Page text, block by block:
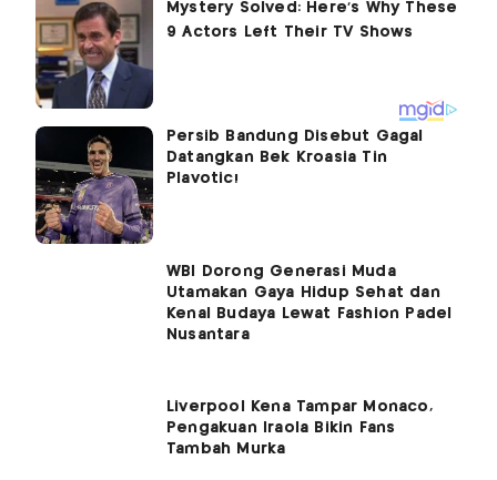
Persib Bandung Disebut Gagal
Datangkan Bek Kroasia Tin
Plavotic!
WBI Dorong Generasi Muda
Utamakan Gaya Hidup Sehat dan
Kenal Budaya Lewat Fashion Padel
Nusantara
Liverpool Kena Tampar Monaco,
Pengakuan Iraola Bikin Fans
Tambah Murka